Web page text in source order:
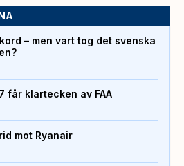
– men vart tog det svenska
får klartecken av FAA
mot Ryanair